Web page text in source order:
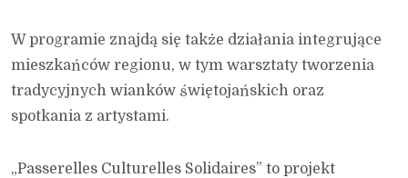
W programie znajdą się także działania integrujące
mieszkańców regionu, w tym warsztaty tworzenia
tradycyjnych wianków świętojańskich oraz
spotkania z artystami.
„Passerelles Culturelles Solidaires” to projekt